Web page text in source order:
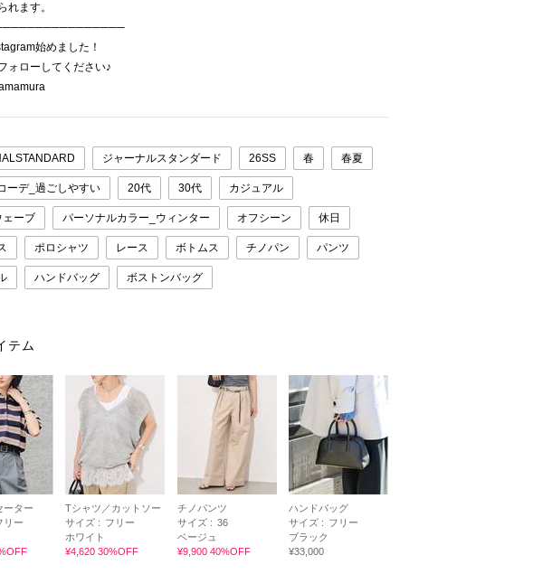
れます。
始めました！
ォローしてください♪
ジャーナルスタンダード 26SS 春 春夏
ーデ_過ごしやすい 20代 30代 カジュアル
ェーブ パーソナルカラー_ウィンター オフシーン 休日
ポロシャツ レース ボトムス チノパン パンツ
ハンドバッグ ボストンバッグ
テム
ーター
リー
Tシャツ／カットソー
サイズ : フリー
ホワイト
¥4,620 30%OFF
チノパンツ
サイズ : 36
ベージュ
¥9,900 40%OFF
ハンドバッグ
サイズ : フリー
ブラック
¥33,000